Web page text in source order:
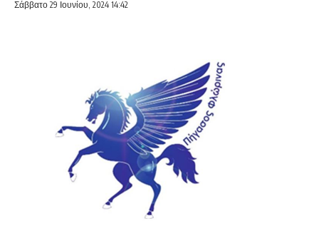
Σάββατο 29 Ιουνίου, 2024 14:42